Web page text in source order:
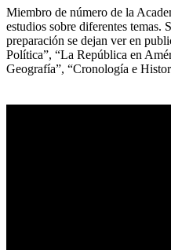
Miembro de número de la
estudios sobre diferentes temas.
preparación se dejan ver en
Política”, “La República en
Geografía”, “Cronología e